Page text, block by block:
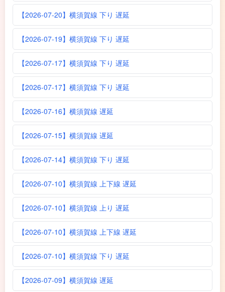
【2026-07-20】横須賀線 下り 遅延
【2026-07-19】横須賀線 下り 遅延
【2026-07-17】横須賀線 下り 遅延
【2026-07-17】横須賀線 下り 遅延
【2026-07-16】横須賀線 遅延
【2026-07-15】横須賀線 遅延
【2026-07-14】横須賀線 下り 遅延
【2026-07-10】横須賀線 上下線 遅延
【2026-07-10】横須賀線 上り 遅延
【2026-07-10】横須賀線 上下線 遅延
【2026-07-10】横須賀線 下り 遅延
【2026-07-09】横須賀線 遅延